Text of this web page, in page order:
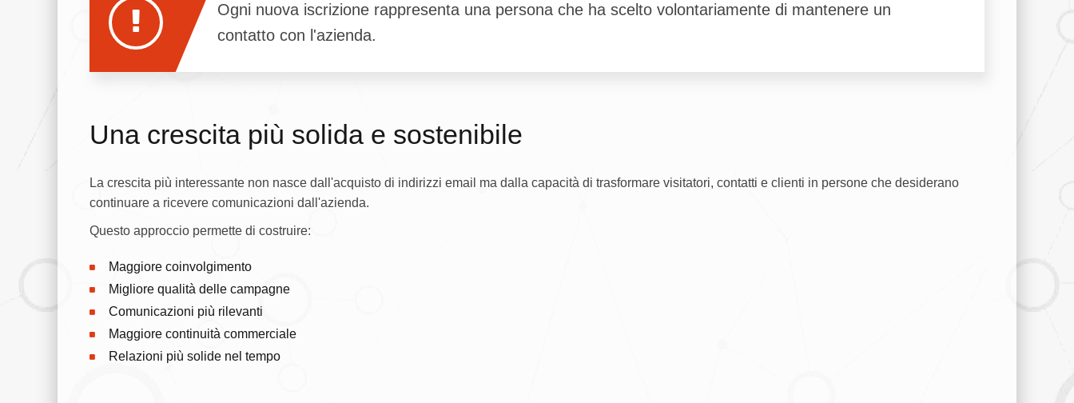
Ogni nuova iscrizione rappresenta una persona che ha scelto volontariamente di mantenere un
contatto con l'azienda.
Una crescita più solida e sostenibile
La crescita più interessante non nasce dall'acquisto di indirizzi email ma dalla capacità di trasformare visitatori, contatti e clienti in persone che desiderano
continuare a ricevere comunicazioni dall'azienda.
Questo approccio permette di costruire:
Maggiore coinvolgimento
Migliore qualità delle campagne
Comunicazioni più rilevanti
Maggiore continuità commerciale
Relazioni più solide nel tempo